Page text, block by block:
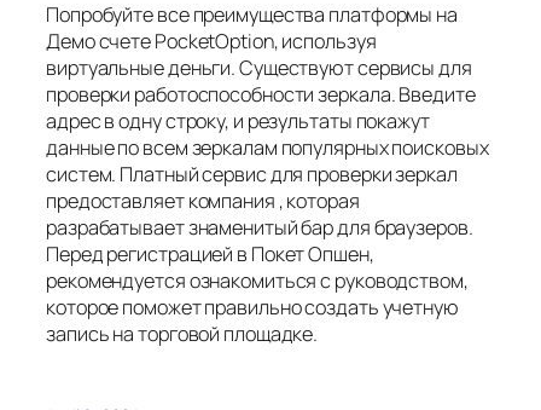
Попробуйте все преимущества платформы на
Демо счете PocketOption, используя
виртуальные деньги. Существуют сервисы для
проверки работоспособности зеркала. Введите
адрес в одну строку, и результаты покажут
данные по всем зеркалам популярных поисковых
систем. Платный сервис для проверки зеркал
предоставляет компания , которая
разрабатывает знаменитый бар для браузеров.
Перед регистрацией в Покет Опшен,
рекомендуется ознакомиться с руководством,
которое поможет правильно создать учетную
запись на торговой площадке.